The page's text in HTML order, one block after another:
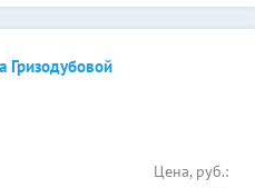
Гризодубовой
Цена, руб.: